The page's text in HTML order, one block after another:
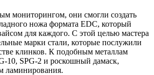
мониторингом, они смогли создать
ножа формата EDC, который
для каждого. С этой целью мастера
марки стали, которые послужили
клинков. К подобным металлам
10, SPG-2 и роскошный дамаск,
ламинирования.